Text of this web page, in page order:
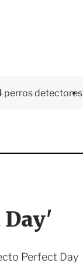
perros detectores
Day'
Perfect Day